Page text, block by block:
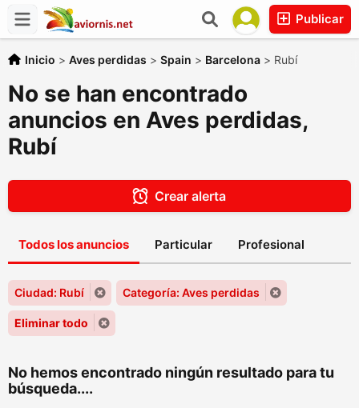
Publicar
Inicio > Aves perdidas > Spain > Barcelona > Rubí
No se han encontrado
anuncios en Aves perdidas,
Rubí
Crear alerta
Todos los anuncios Particular Profesional
Ciudad: Rubí Categoría: Aves perdidas
Eliminar todo
No hemos encontrado ningún resultado para tu
búsqueda....